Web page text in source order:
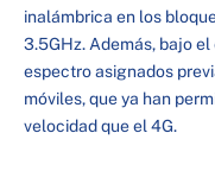
inalámbrica en los
3.5GHz. Además, bajo
espectro asignados
móviles, que ya han
velocidad que el 4G.